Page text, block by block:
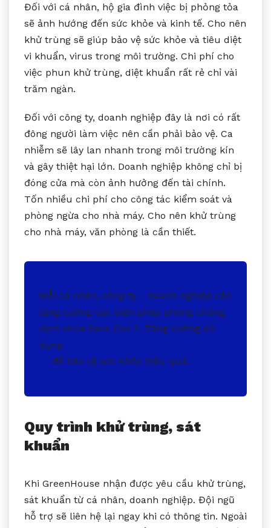
Đối với cá nhân, hộ gia đình việc bị phỏng tỏa
sẽ ảnh hướng đến sức khỏe và kinh tế. Cho nên
khử trùng sẽ giúp bảo vệ sức khỏe và tiêu diệt
vi khuẩn, virus trong môi trường. Chi phí cho
việc phun khử trùng, diệt khuẩn rất rẻ chỉ vài
trăm ngàn.
Đối với công ty, doanh nghiệp đây là nơi có rất
đông người làm việc nên cần phải bảo vệ. Ca
nhiễm sẽ lây lan nhanh trong môi trường kín
và gây thiệt hại lớn. Doanh nghiệp không chỉ bị
đóng cửa mà còn ảnh hưởng đến tài chính.
Tốn nhiều chi phí cho công tác kiểm soát và
phòng ngừa cho nhà máy. Cho nên khử trùng
cho nhà máy, văn phòng là cần thiết.
Mỗi cá nhân, công ty – doanh nghiệp cần
tăng cường các biện pháp phòng chống
dịch virus Sars-Cov-2. Tăng cường sử
dụng
để bảo vệ sức khỏe hiệu quả.
Quy trình khử trùng, sát
khuẩn
Khi GreenHouse nhận được yêu cầu khử trùng,
sát khuẩn từ cá nhân, doanh nghiệp. Đội ngũ
hỗ trợ sẽ liên hệ lại ngay khi có thông tin. Ngoài